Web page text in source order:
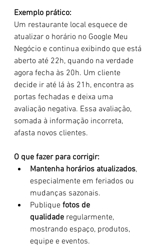
Exemplo prático:
Um restaurante local esquece de
atualizar o horário no Google Meu
Negócio e continua exibindo que está
aberto até 22h, quando na verdade
agora fecha às 20h. Um cliente
decide ir até lá às 21h, encontra as
portas fechadas e deixa uma
avaliação negativa. Essa avaliação,
somada à informação incorreta,
afasta novos clientes.
O que fazer para corrigir:
Mantenha horários atualizados,
especialmente em feriados ou
mudanças sazonais.
Publique fotos de
qualidade regularmente,
mostrando espaço, produtos,
equipe e eventos.